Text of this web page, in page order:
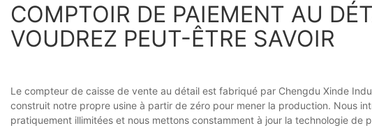
COMPTOIR DE PAIEMENT AU
VOUDREZ PEUT-ÊTRE SAVOIR
Le compteur de caisse de vente au détail est fabriqué par Chengdu Xinde
construit notre propre usine à partir de zéro pour mener la production. Nous
pratiquement illimitées et nous mettons constamment à jour la technologie